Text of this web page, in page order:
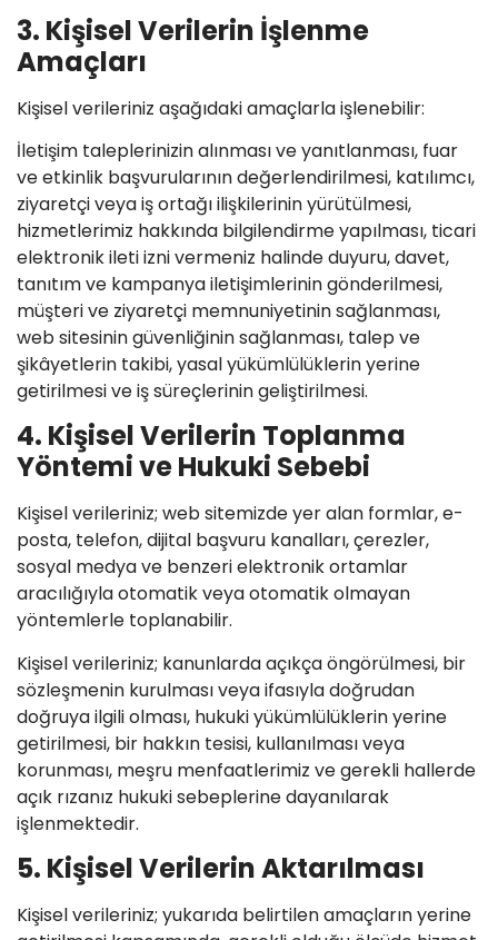
3. Kişisel Verilerin İşlenme
Amaçları
Kişisel verileriniz aşağıdaki amaçlarla işlenebilir:
İletişim taleplerinizin alınması ve yanıtlanması, fuar
ve etkinlik başvurularının değerlendirilmesi, katılımcı,
ziyaretçi veya iş ortağı ilişkilerinin yürütülmesi,
hizmetlerimiz hakkında bilgilendirme yapılması, ticari
elektronik ileti izni vermeniz halinde duyuru, davet,
tanıtım ve kampanya iletişimlerinin gönderilmesi,
müşteri ve ziyaretçi memnuniyetinin sağlanması,
web sitesinin güvenliğinin sağlanması, talep ve
şikâyetlerin takibi, yasal yükümlülüklerin yerine
getirilmesi ve iş süreçlerinin geliştirilmesi.
4. Kişisel Verilerin Toplanma
Yöntemi ve Hukuki Sebebi
Kişisel verileriniz; web sitemizde yer alan formlar, e-
posta, telefon, dijital başvuru kanalları, çerezler,
sosyal medya ve benzeri elektronik ortamlar
aracılığıyla otomatik veya otomatik olmayan
yöntemlerle toplanabilir.
Kişisel verileriniz; kanunlarda açıkça öngörülmesi, bir
sözleşmenin kurulması veya ifasıyla doğrudan
doğruya ilgili olması, hukuki yükümlülüklerin yerine
getirilmesi, bir hakkın tesisi, kullanılması veya
korunması, meşru menfaatlerimiz ve gerekli hallerde
açık rızanız hukuki sebeplerine dayanılarak
işlenmektedir.
5. Kişisel Verilerin Aktarılması
Kişisel verileriniz; yukarıda belirtilen amaçların yerine